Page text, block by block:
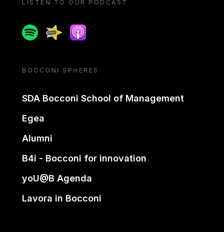
LISTEN TO OUR PODCAST
SpotifySpreakerApple podcast
BOCCONI SPHERES
SDA Bocconi School of Management
Egea
Alumni
B4i - Bocconi for innovation
yoU@B Agenda
Lavora in Bocconi